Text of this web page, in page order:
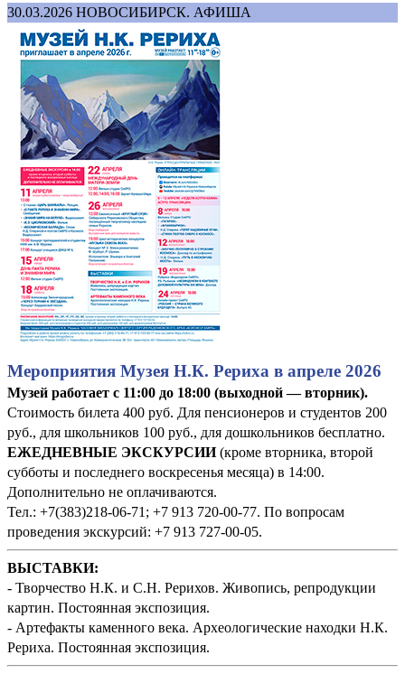
30.03.2026 НОВОСИБИРСК. АФИША
Мероприятия Музея Н.К. Рериха в апреле 2026
Музей работает с 11:00 до 18:00 (выходной — вторник).
Стоимость билета 400 руб. Для пенсионеров и студентов 200
руб., для школьников 100 руб., для дошкольников бесплатно.
ЕЖЕДНЕВНЫЕ ЭКСКУРСИИ(кроме вторника, второй
субботы и последнего воскресенья месяца) в 14:00.
Дополнительно не оплачиваются.
Тел.: +7(383)218-06-71; +7 913 720-00-77. По вопросам
проведения экскурсий: +7 913 727-00-05.
ВЫСТАВКИ:
- Творчество Н.К. и С.Н. Рерихов. Живопись, репродукции
картин. Постоянная экспозиция.
- Артефакты каменного века. Археологические находки Н.К.
Рериха. Постоянная экспозиция.